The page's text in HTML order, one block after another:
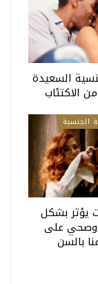
السعيدة
الاكتئاب
الجنسية
يؤثر بشكل
وصحي على
بالسن